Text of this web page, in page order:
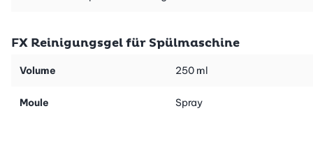
FX Reinigungsgel für Spülmaschine
Volume 250 ml
Moule Spray